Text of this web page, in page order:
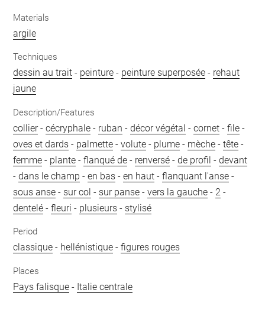
Materials
argile
Techniques
dessin au trait - peinture - peinture superposée - rehaut
jaune
Description/Features
collier-cécryphale - ruban -décor végétal -cornet -file -
oves et dards - palmette -volute - plume - mèche -tête -
femme - plante -flanqué de - renversé -de profil -devant
-dans le champ -en bas -en haut -flanquant l'anse -
sous anse - sur col - sur panse -vers la gauche - 2 -
dentelé -fleuri - plusieurs - stylisé
Period
classique - hellénistique -figures rouges
Places
Pays falisque - Italie centrale